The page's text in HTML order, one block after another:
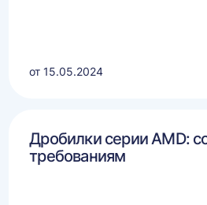
от 15.05.2024
Дробилки серии AMD:
требованиям